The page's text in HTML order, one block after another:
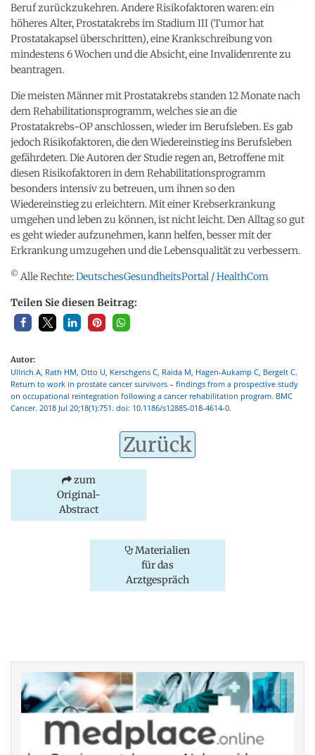
Beruf zurückzukehren. Andere Risikofaktoren waren: ein
höheres Alter, Prostatakrebs im Stadium III (Tumor hat
Prostatakapsel überschritten), eine Krankschreibung von
mindestens 6 Wochen und die Absicht, eine Invalidenrente zu
beantragen.
Die meisten Männer mit Prostatakrebs standen 12 Monate nach
dem Rehabilitationsprogramm, welches sie an die
Prostatakrebs-OP anschlossen, wieder im Berufsleben. Es gab
jedoch Risikofaktoren, die den Wiedereinstieg ins Berufsleben
gefährdeten. Die Autoren der Studie regen an, Betroffene mit
diesen Risikofaktoren in dem Rehabilitationsprogramm
besonders intensiv zu betreuen, um ihnen so den
Wiedereinstieg zu erleichtern. Mit einer Krebserkrankung
umgehen und leben zu können, ist nicht leicht. Den Alltag so gut
es geht wieder aufzunehmen, kann helfen, besser mit der
Erkrankung umzugehen und die Lebensqualität zu verbessern.
© Alle Rechte:DeutschesGesundheitsPortal / HealthCom
Teilen Sie diesen Beitrag:
Autor:
Ullrich A, Rath HM, Otto U, Kerschgens C, Raida M, Hagen-Aukamp C, Bergelt C.
Return to work in prostate cancer survivors – findings from a prospective study
on occupational reintegration following a cancer rehabilitation program. BMC
Cancer. 2018 Jul 20;18(1):751. doi: 10.1186/s12885-018-4614-0.
Zurück
zum
Original-
Abstract
Materialien
für das
Arztgespräch